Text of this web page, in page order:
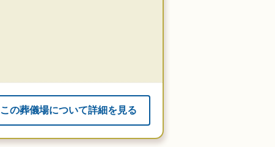
この葬儀場について詳細を見る